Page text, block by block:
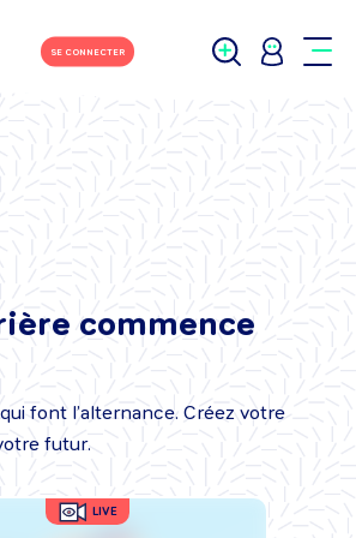
SE CONNECTER
commence
font l’alternance. Créez votre
futur.
LIVE